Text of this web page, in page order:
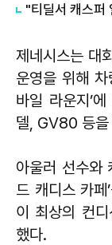
제네시스는 대
운영을 위해
바일 라운지’
델, GV80 등을
아울러 선수와
드 캐디스 카
이 최상의 컨
했다.